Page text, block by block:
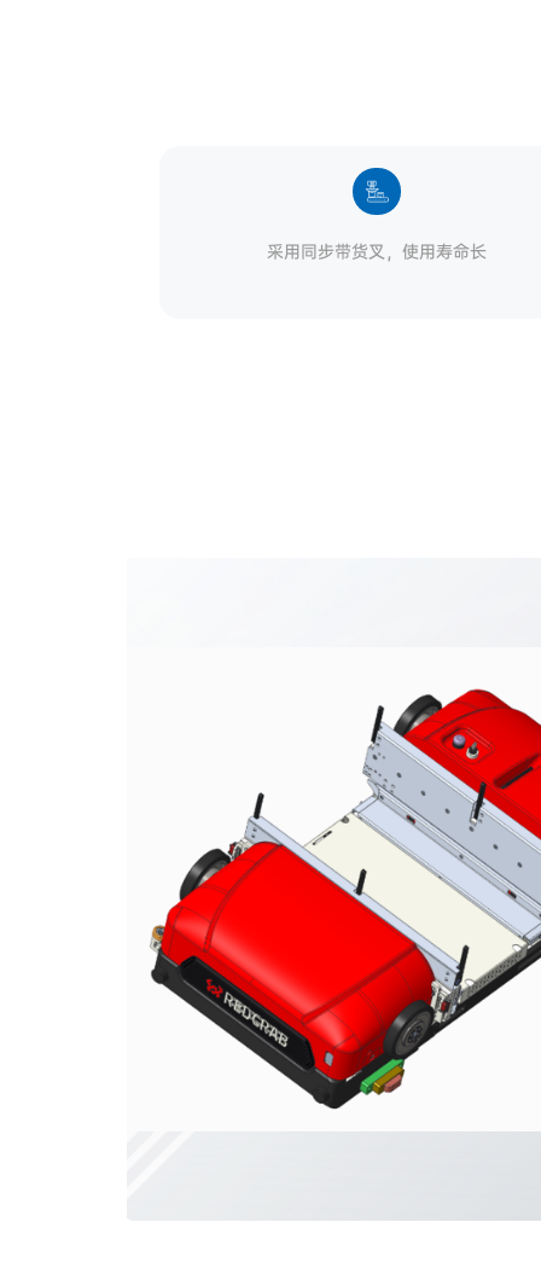
采用同步带货叉，使用寿命长